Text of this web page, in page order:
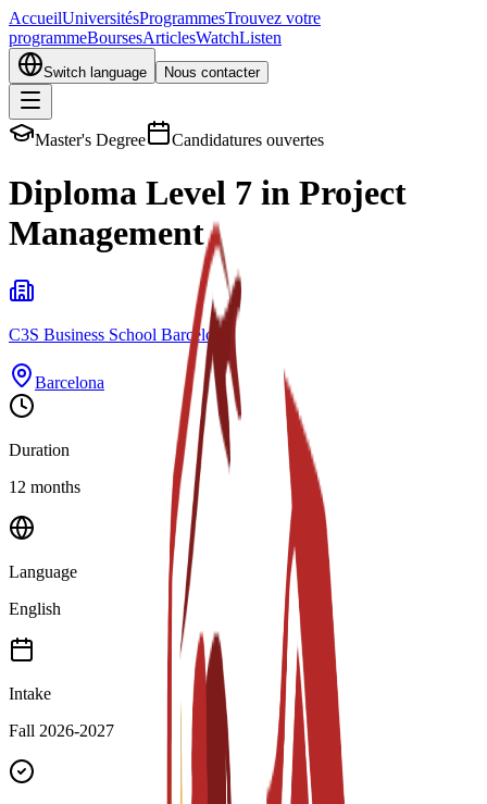
AccueilUniversitésProgrammesTrouvez votre
programmeBoursesArticlesWatchListen
Switch language Nous contacter
Master's Degree Candidatures ouvertes
Diploma Level 7 in Project
Management
C3S Business School Barcelona
Barcelona
Duration
12 months
Language
English
Intake
Fall 2026-2027